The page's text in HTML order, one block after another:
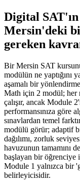
Digital
Mersin'deki
gereken
Bir Mersin SAT
modülün ne yaptığını
aşamalı bir
Math için 2 modül; her
çalışır, ancak Module
performansınıza göre
sınavlardan temel
modülü görür; adaptif
dağılımı, zorluk
havuzunun tamamını
başlayan bir öğrenciye
Module 1 yalnızca bir
belirleyicisidir.